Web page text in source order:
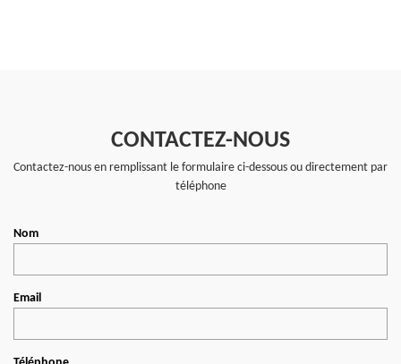
CONTACTEZ-NOUS
Contactez-nous en remplissant le formulaire ci-dessous ou directement par
téléphone
Nom
Email